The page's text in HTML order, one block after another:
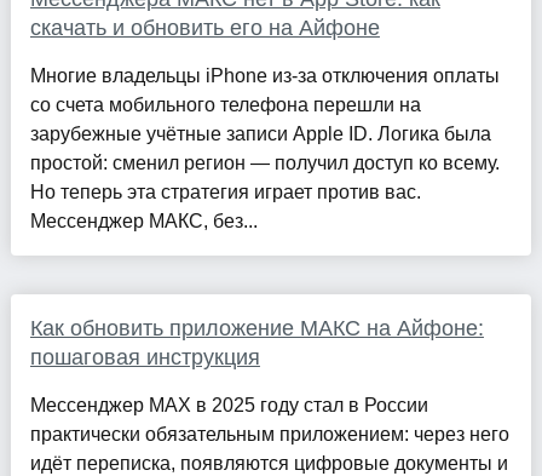
скачать и обновить его на Айфоне
Многие владельцы iPhone из-за отключения оплаты
со счета мобильного телефона перешли на
зарубежные учётные записи Apple ID. Логика была
простой: сменил регион — получил доступ ко всему.
Но теперь эта стратегия играет против вас.
Мессенджер МАКС, без...
Как обновить приложение МАКС на Айфоне:
пошаговая инструкция
Мессенджер MAX в 2025 году стал в России
практически обязательным приложением: через него
идёт переписка, появляются цифровые документы и